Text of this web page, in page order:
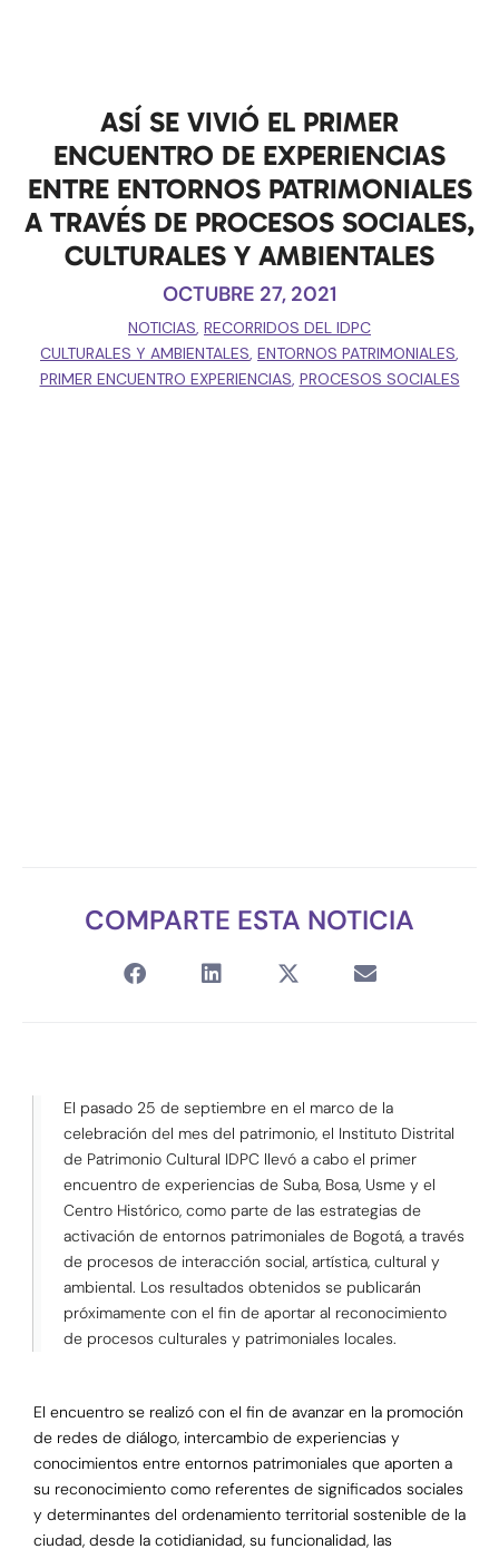
ASÍ SE VIVIÓ EL PRIMER
ENCUENTRO DE EXPERIENCIAS
ENTRE ENTORNOS PATRIMONIALES
A TRAVÉS DE PROCESOS SOCIALES,
CULTURALES Y AMBIENTALES
OCTUBRE 27, 2021
NOTICIAS, RECORRIDOS DEL IDPC
CULTURALES Y AMBIENTALES, ENTORNOS PATRIMONIALES,
PRIMER ENCUENTRO EXPERIENCIAS, PROCESOS SOCIALES
COMPARTE ESTA NOTICIA
El pasado 25 de septiembre en el marco de la
celebración del mes del patrimonio, el Instituto Distrital
de Patrimonio Cultural IDPC llevó a cabo el primer
encuentro de experiencias de Suba, Bosa, Usme y el
Centro Histórico, como parte de las estrategias de
activación de entornos patrimoniales de Bogotá, a través
de procesos de interacción social, artística, cultural y
ambiental. Los resultados obtenidos se publicarán
próximamente con el fin de aportar al reconocimiento
de procesos culturales y patrimoniales locales.
El encuentro se realizó con el fin de avanzar en la promoción
de redes de diálogo, intercambio de experiencias y
conocimientos entre entornos patrimoniales que aporten a
su reconocimiento como referentes de significados sociales
y determinantes del ordenamiento territorial sostenible de la
ciudad, desde la cotidianidad, su funcionalidad, las